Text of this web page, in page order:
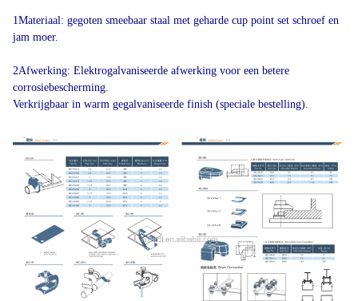
1Materiaal: gegoten smeebaar staal met geharde cup point set schroef en
jam moer.
2Afwerking: Elektrogalvaniseerde afwerking voor een betere
corrosiebescherming.
Verkrijgbaar in warm gegalvaniseerde finish (speciale bestelling).